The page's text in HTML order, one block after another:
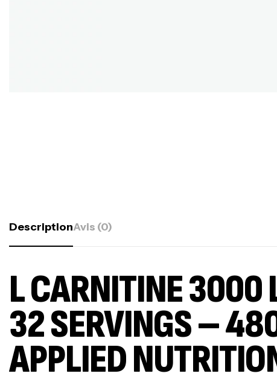
DescriptionAvis (0)
L CARNITINE 3000
32 SERVINGS –
APPLIED